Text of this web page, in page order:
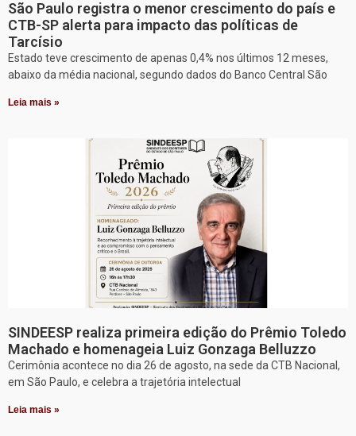
São Paulo registra o menor crescimento do país e
CTB-SP alerta para impacto das políticas de
Tarcísio
Estado teve crescimento de apenas 0,4% nos últimos 12 meses,
abaixo da média nacional, segundo dados do Banco Central São
Leia mais »
SINDEESP realiza primeira edição do Prêmio Toledo
Machado e homenageia Luiz Gonzaga Belluzzo
Cerimônia acontece no dia 26 de agosto, na sede da CTB Nacional,
em São Paulo, e celebra a trajetória intelectual
Leia mais »